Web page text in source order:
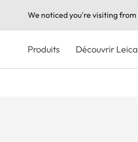
We noticed you're visiting from
principal
Produits Découvrir Leica